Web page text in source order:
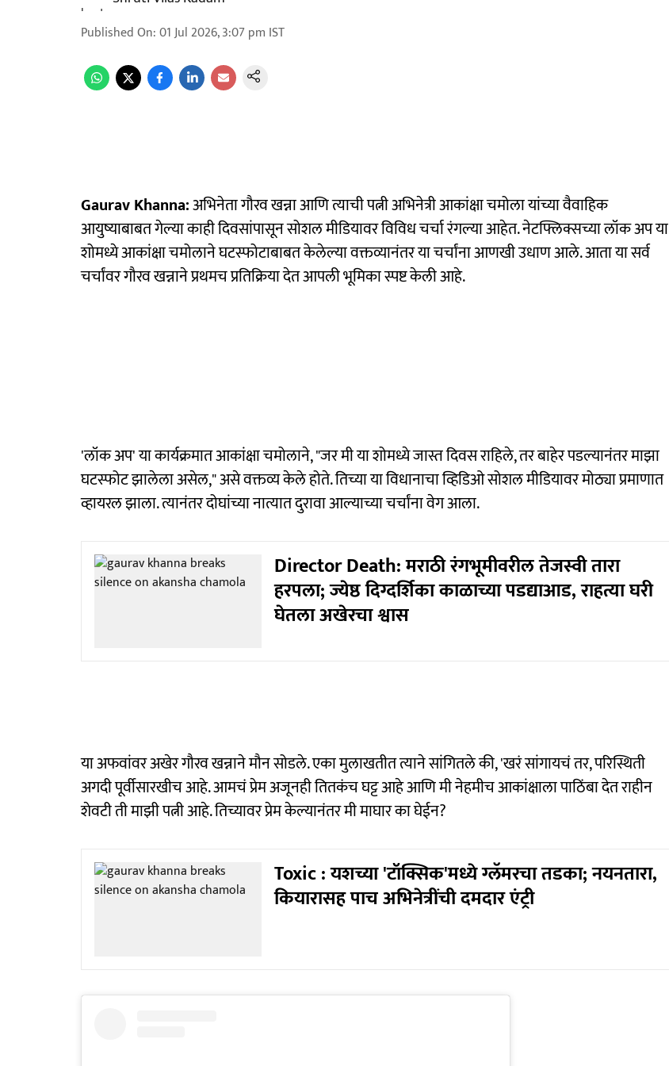
Published On:01 Jul 2026, 3:07 pm IST
Gaurav Khanna:अभिनेता गौरव खन्ना आणि त्याची पत्नी अभिनेत्री आकांक्षा चमोला यांच्या वैवाहिक
आयुष्याबाबत गेल्या काही दिवसांपासून सोशल मीडियावर विविध चर्चा रंगल्या आहेत. नेटफ्लिक्सच्या लॉक अप या
शोमध्ये आकांक्षा चमोलाने घटस्फोटाबाबत केलेल्या वक्तव्यानंतर या चर्चांना आणखी उधाण आले. आता या सर्व
चर्चांवर गौरव खन्नाने प्रथमच प्रतिक्रिया देत आपली भूमिका स्पष्ट केली आहे.
'लॉक अप' या कार्यक्रमात आकांक्षा चमोलाने, "जर मी या शोमध्ये जास्त दिवस राहिले, तर बाहेर पडल्यानंतर माझा
घटस्फोट झालेला असेल," असे वक्तव्य केले होते. तिच्या या विधानाचा व्हिडिओ सोशल मीडियावर मोठ्या प्रमाणात
व्हायरल झाला. त्यानंतर दोघांच्या नात्यात दुरावा आल्याच्या चर्चांना वेग आला.
Director Death: मराठी रंगभूमीवरील तेजस्वी तारा
हरपला; ज्येष्ठ दिग्दर्शिका काळाच्या पडद्याआड, राहत्या घरी
घेतला अखेरचा श्वास
या अफवांवर अखेर गौरव खन्नाने मौन सोडले. एका मुलाखतीत त्याने सांगितले की, 'खरं सांगायचं तर, परिस्थिती
अगदी पूर्वीसारखीच आहे. आमचं प्रेम अजूनही तितकंच घट्ट आहे आणि मी नेहमीच आकांक्षाला पाठिंबा देत राहीन
शेवटी ती माझी पत्नी आहे. तिच्यावर प्रेम केल्यानंतर मी माघार का घेईन?
Toxic : यशच्या 'टॉक्सिक'मध्ये ग्लॅमरचा तडका; नयनतारा,
कियारासह पाच अभिनेत्रींची दमदार एंट्री